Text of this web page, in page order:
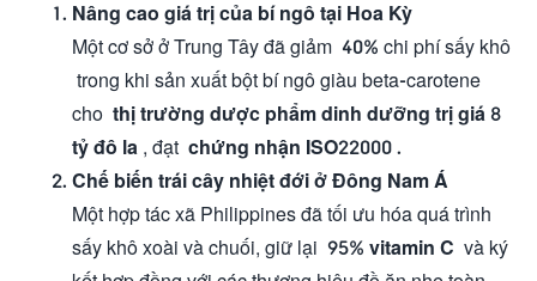
Nâng cao giá trị của bí ngô tại Hoa Kỳ
Một cơ sở ở Trung Tây đã giảm 40% chi phí sấy khô
trong khi sản xuất bột bí ngô giàu beta-carotene
cho thị trường dược phẩm dinh dưỡng trị giá 8
tỷ đô la , đạt chứng nhận ISO22000 .
Chế biến trái cây nhiệt đới ở Đông Nam Á
Một hợp tác xã Philippines đã tối ưu hóa quá trình
sấy khô xoài và chuối, giữ lại 95% vitamin C và ký